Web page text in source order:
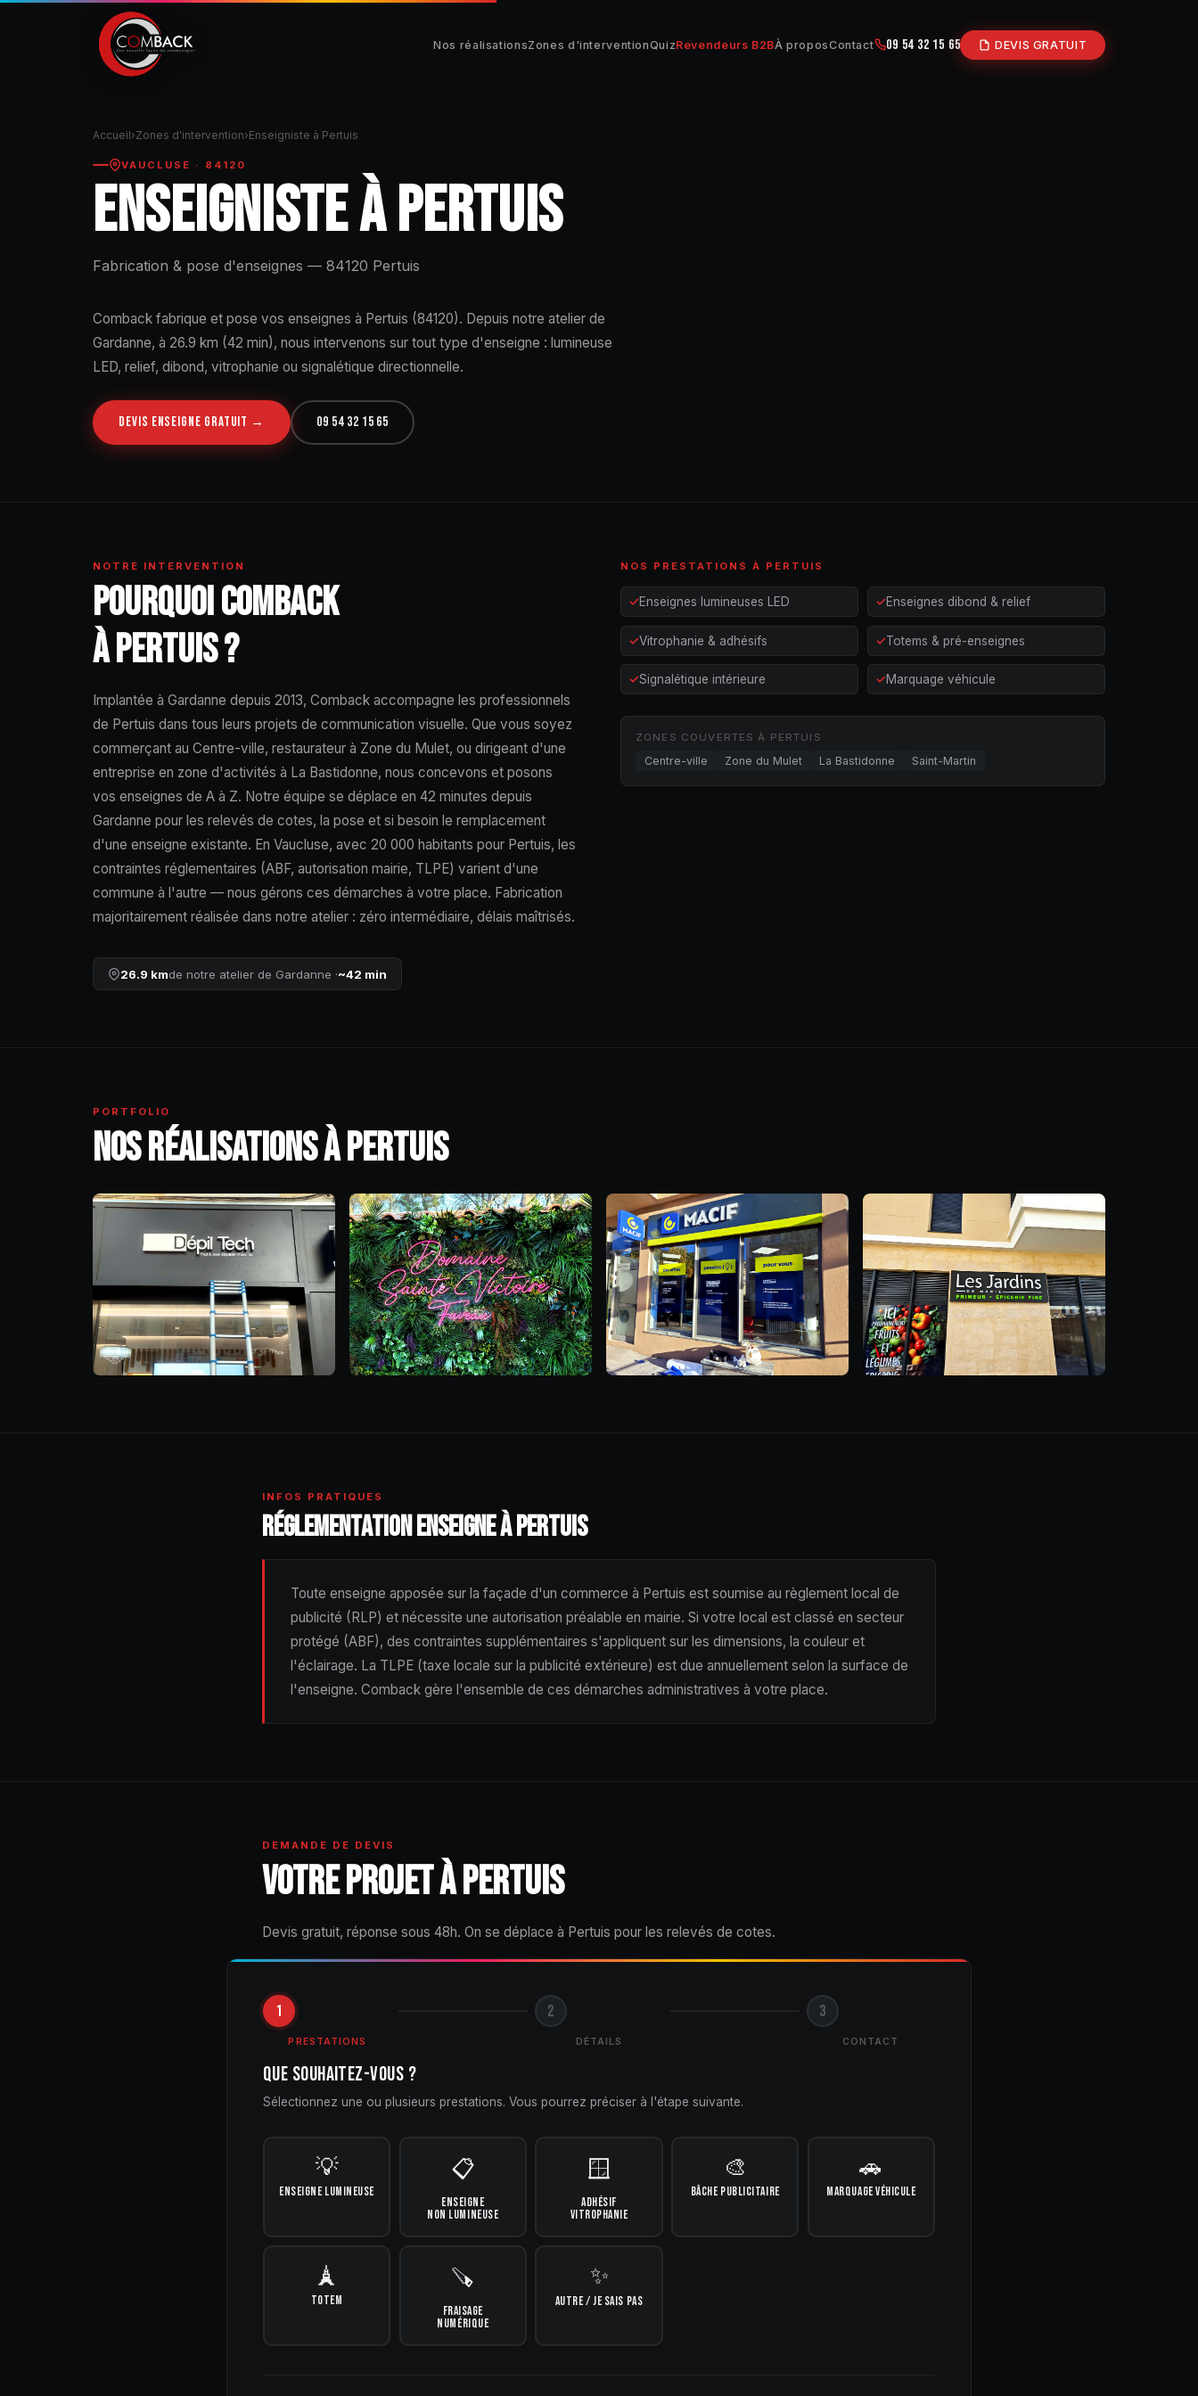
Nos réalisationsZones d'interventionQuizRevendeurs B2BÀ proposContact 09 54 32 15 65 DEVIS GRATUIT
Accueil›Zones d'intervention›Enseigniste à Pertuis
VAUCLUSE · 84120
ENSEIGNISTE À PERTUIS
Fabrication & pose d'enseignes — 84120 Pertuis
Comback fabrique et pose vos enseignes à Pertuis (84120). Depuis notre atelier de
Gardanne, à 26.9 km (42 min), nous intervenons sur tout type d'enseigne : lumineuse
LED, relief, dibond, vitrophanie ou signalétique directionnelle.
DEVIS ENSEIGNE GRATUIT → 09 54 32 15 65
NOTRE INTERVENTION
POURQUOI COMBACK
À PERTUIS ?
Implantée à Gardanne depuis 2013, Comback accompagne les professionnels
de Pertuis dans tous leurs projets de communication visuelle. Que vous soyez
commerçant au Centre-ville, restaurateur à Zone du Mulet, ou dirigeant d'une
entreprise en zone d'activités à La Bastidonne, nous concevons et posons
vos enseignes de A à Z. Notre équipe se déplace en 42 minutes depuis
Gardanne pour les relevés de cotes, la pose et si besoin le remplacement
d'une enseigne existante. En Vaucluse, avec 20 000 habitants pour Pertuis, les
contraintes réglementaires (ABF, autorisation mairie, TLPE) varient d'une
commune à l'autre — nous gérons ces démarches à votre place. Fabrication
majoritairement réalisée dans notre atelier : zéro intermédiaire, délais maîtrisés.
26.9 kmde notre atelier de Gardanne ·~42 min
NOS PRESTATIONS À PERTUIS
Enseignes lumineuses LED Enseignes dibond & relief
Vitrophanie & adhésifs Totems & pré-enseignes
Signalétique intérieure Marquage véhicule
ZONES COUVERTES À PERTUIS
Centre-ville Zone du Mulet La Bastidonne Saint-Martin
PORTFOLIO
NOS RÉALISATIONS À PERTUIS
INFOS PRATIQUES
RÉGLEMENTATION ENSEIGNE À PERTUIS
Toute enseigne apposée sur la façade d'un commerce à Pertuis est soumise au règlement local de
publicité (RLP) et nécessite une autorisation préalable en mairie. Si votre local est classé en secteur
protégé (ABF), des contraintes supplémentaires s'appliquent sur les dimensions, la couleur et
l'éclairage. La TLPE (taxe locale sur la publicité extérieure) est due annuellement selon la surface de
l'enseigne. Comback gère l'ensemble de ces démarches administratives à votre place.
DEMANDE DE DEVIS
VOTRE PROJET À PERTUIS
Devis gratuit, réponse sous 48h. On se déplace à Pertuis pour les relevés de cotes.
1
PRESTATIONS
2
DÉTAILS
3
CONTACT
QUE SOUHAITEZ-VOUS ?
Sélectionnez une ou plusieurs prestations. Vous pourrez préciser à l'étape suivante.
💡
ENSEIGNE LUMINEUSE
📋
ENSEIGNE
NON LUMINEUSE
🪟
ADHÉSIF
VITROPHANIE
🎨
BÂCHE PUBLICITAIRE
🚗
MARQUAGE VÉHICULE
🗼
TOTEM
🪚
FRAISAGE
NUMÉRIQUE
✨
AUTRE / JE SAIS PAS